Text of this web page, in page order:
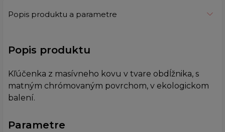
Popis produktu a parametre
Popis produktu
Kľúčenka z masívneho kovu v tvare obdĺžnika, s
matným chrómovaným povrchom, v ekologickom
balení.
Parametre